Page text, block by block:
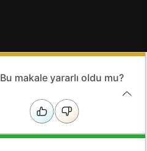
Bu makale yararlı oldu mu?